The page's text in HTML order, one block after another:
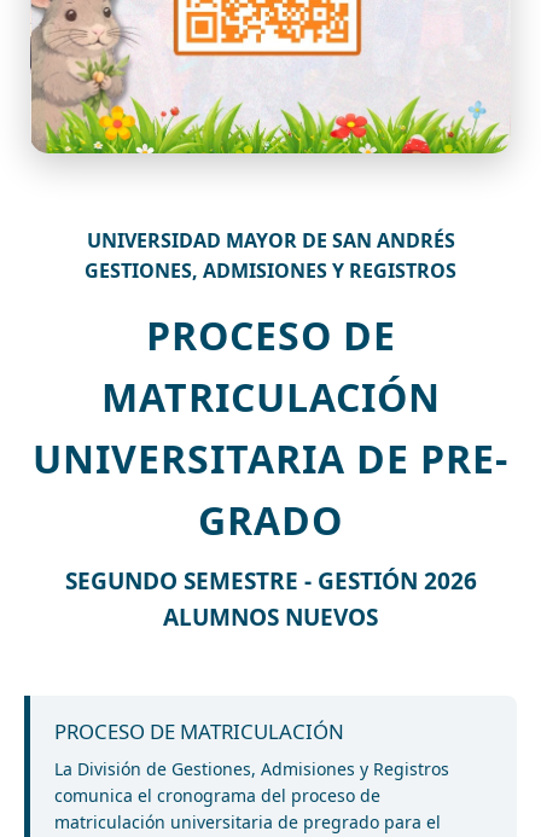
UNIVERSIDAD MAYOR DE SAN ANDRÉS
GESTIONES, ADMISIONES Y REGISTROS
PROCESO DE
MATRICULACIÓN
UNIVERSITARIA DE PRE-
GRADO
SEGUNDO SEMESTRE - GESTIÓN 2026
ALUMNOS NUEVOS
PROCESO DE MATRICULACIÓN
La División de Gestiones, Admisiones y Registros
comunica el cronograma del proceso de
matriculación universitaria de pregrado para el